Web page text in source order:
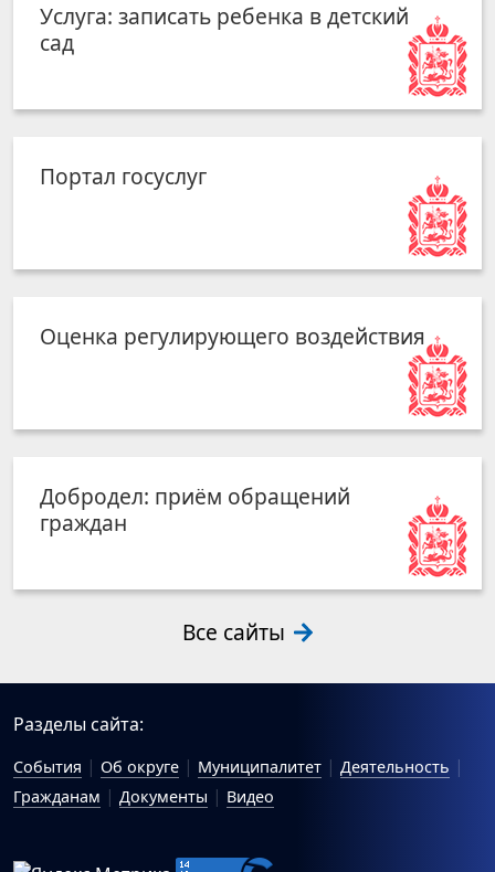
Услуга: записать ребенка в детский
сад
Портал госуслуг
Оценка регулирующего воздействия
Добродел: приём обращений
граждан
Все сайты
Разделы сайта:
События Об округе Муниципалитет
Деятельность
Гражданам
Документы Видео